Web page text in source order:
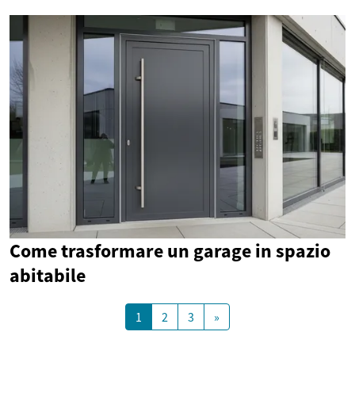
Come trasformare un garage in spazio
abitabile
1 2 3 »